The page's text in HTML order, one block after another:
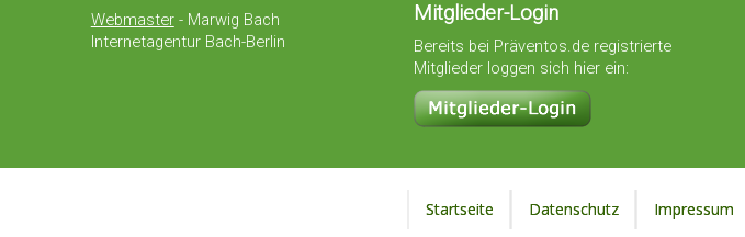
Webmaster- Marwig Bach
Internetagentur Bach-Berlin
Mitglieder-Login
Bereits bei Präventos.de registrierte
Mitglieder loggen sich hier ein:
Startseite Datenschutz Impressum